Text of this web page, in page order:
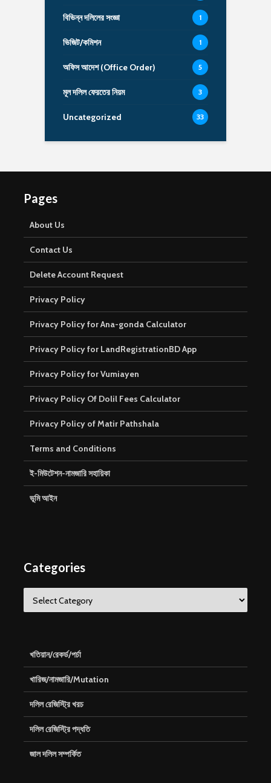
বিভিন্ন দলিলের সংজ্ঞা 1
ভিজিট/কমিশন 1
অফিস আদেশ (Office Order) 5
মূল দলিল ফেরতের নিয়ম 3
Uncategorized 33
Pages
About Us
Contact Us
Delete Account Request
Privacy Policy
Privacy Policy for Ana-gonda Calculator
Privacy Policy for LandRegistrationBD App
Privacy Policy for Vumiayen
Privacy Policy Of Dolil Fees Calculator
Privacy Policy of Matir Pathshala
Terms and Conditions
ই-মিউটেশন-নামজারি সহায়িকা
ভূমি আইন
Categories
খতিয়ান/রেকর্ড/পর্চা
খারিজ/নামজারি/Mutation
দলিল রেজিস্ট্রি খরচ
দলিল রেজিস্ট্রি পদ্ধতি
জাল দলিল সম্পর্কিত